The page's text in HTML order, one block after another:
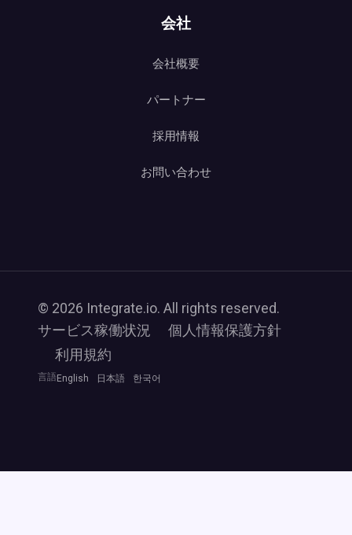
会社
会社概要
パートナー
採用情報
お問い合わせ
© 2026 Integrate.io. All rights reserved.
サービス稼働状況
個人情報保護方針
利用規約
言語 English 日本語 한국어